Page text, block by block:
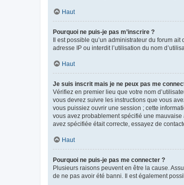
Haut
Pourquoi ne puis-je pas m’inscrire ?
Il est possible qu’un administrateur du forum
adresse IP ou interdit l’utilisation du nom
Haut
Je suis inscrit mais je ne peux pas me
Vérifiez en premier lieu que votre nom
vous devrez suivre les instructions que vous
vous puissiez ouvrir une session ; cette
vous avez probablement spécifié une
avez spécifiée était correcte, essayez de
Haut
Pourquoi ne puis-je pas me connecter ?
Plusieurs raisons peuvent en être la cause.
de ne pas avoir été banni. Il est également